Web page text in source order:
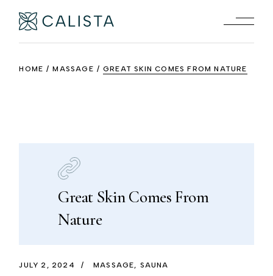
HOME MASSAGE GREAT SKIN COMES FROM NATURE
Great Skin Comes From
Nature
JULY 2, 2024 MASSAGE SAUNA